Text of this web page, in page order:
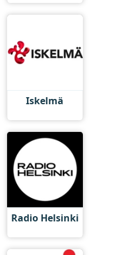
Iskelmä
Radio Helsinki